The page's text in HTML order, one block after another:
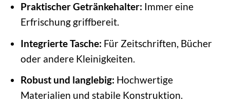
Praktischer Getränkehalter: Immer eine
Erfrischung griffbereit.
Integrierte Tasche: Für Zeitschriften, Bücher
oder andere Kleinigkeiten.
Robust und langlebig: Hochwertige
Materialien und stabile Konstruktion.